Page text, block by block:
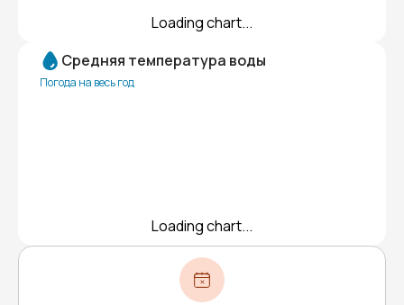
Loading chart...
Средняя температура воды
Погода на весь год
Loading chart...